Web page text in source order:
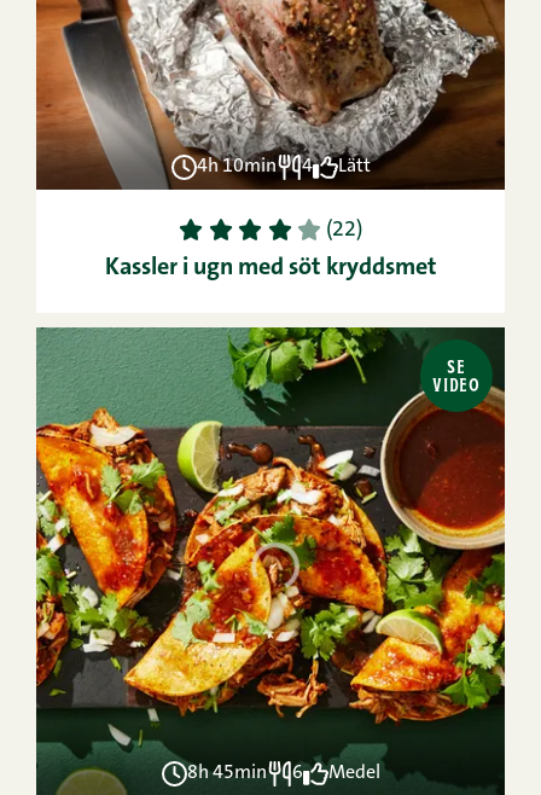
4h 10min 4 Lätt
1 2 3 4 5 (22)
Kassler i ugn med söt kryddsmet
SE
VIDEO
8h 45min 6 Medel